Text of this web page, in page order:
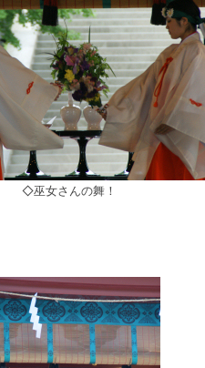
◇巫女さんの舞！